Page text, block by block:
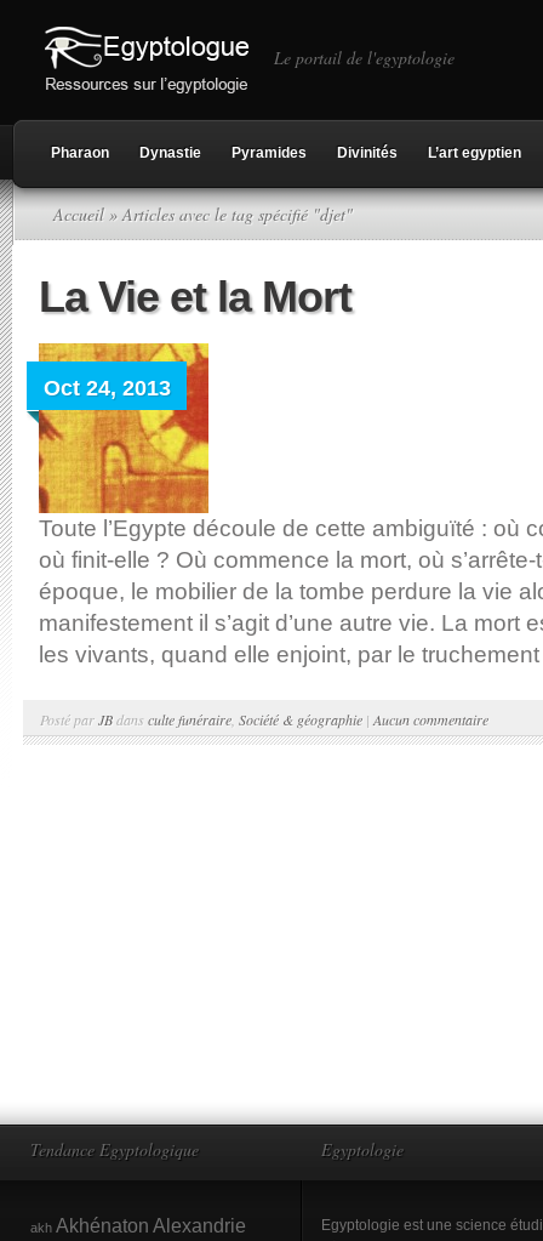
Le portail de l'egyptologie
Pharaon Dynastie Pyramides Divinités L’art egyptien
Accueil» Articles avec le tag spécifié "djet"
La Vie et la Mort
Oct 24, 2013
Toute l’Egypte découle de cette ambiguïté : où
où finit-elle ? Où commence la mort, où s’arrête-
époque, le mobilier de la tombe perdure la vie
manifestement il s’agit d’une autre vie. La mort
les vivants, quand elle enjoint, par le truchement
Posté parJBdansculte funéraire Société & géographie | Aucun commentaire
Tendance Egyptologique
akh Akhénaton Alexandrie
Egyptologie
Egyptologie est une science